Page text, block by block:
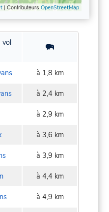
| Contributeurs OpenStreetMap
vol
à 1,8 km
à 2,4 km
à 2,9 km
à 3,6 km
à 3,9 km
à 4,4 km
à 4,9 km